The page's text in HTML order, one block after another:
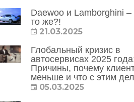
Daewoo и Lamborghini –
то же?!
21.03.2025
Глобальный кризис в
автосервисах 2025
Причины, почему
меньше и что с этим
05.03.2025